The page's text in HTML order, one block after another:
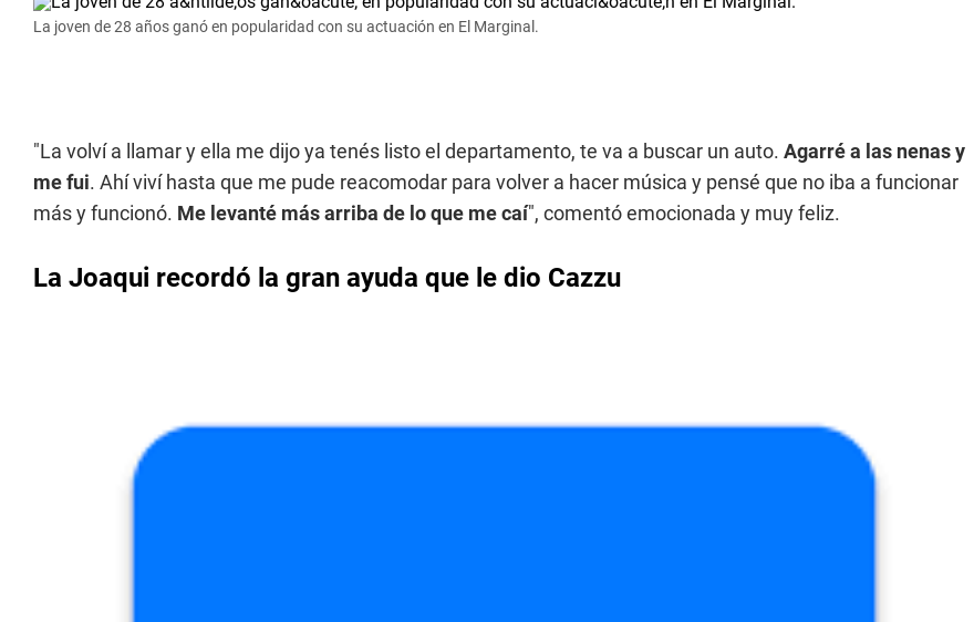
La joven de 28 años ganó en popularidad con su actuación en El Marginal.
"La volví a llamar y ella me dijo ya tenés listo el departamento, te va a buscar un auto. Agarré a las nenas y
me fui. Ahí viví hasta que me pude reacomodar para volver a hacer música y pensé que no iba a funcionar
más y funcionó. Me levanté más arriba de lo que me caí", comentó emocionada y muy feliz.
La Joaqui recordó la gran ayuda que le dio Cazzu